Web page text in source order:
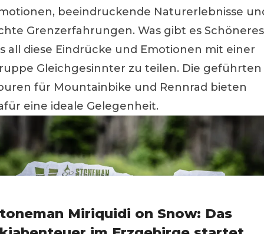
beeindruckende Naturerlebnisse
Grenzerfahrungen. Was gibt es
all diese Eindrücke und Emotionen mit einer
Gleichgesinnter zu teilen. Die geführten
für Mountainbike und Rennrad bieten
eine ideale Gelegenheit.
Miriquidi on Snow: Das